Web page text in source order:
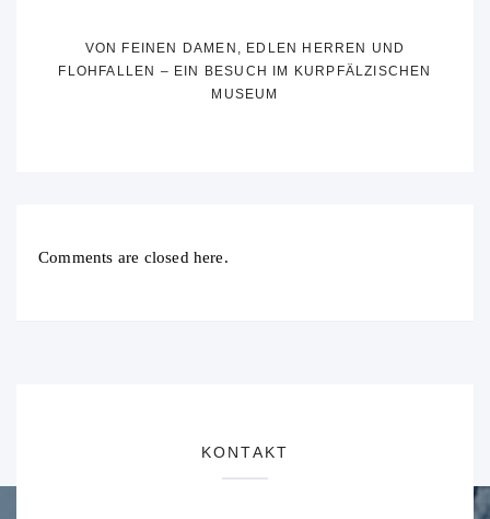
VON FEINEN DAMEN, EDLEN HERREN UND
FLOHFALLEN – EIN BESUCH IM KURPFÄLZISCHEN
MUSEUM
Comments are closed here.
KONTAKT